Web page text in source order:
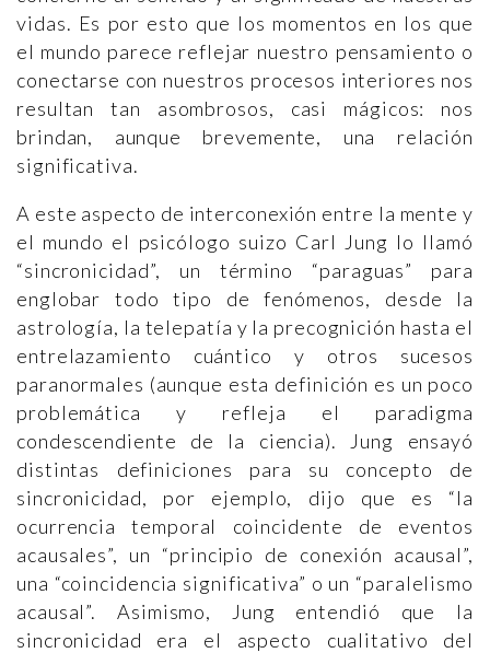
vidas. Es por esto que los momentos en los que
el mundo parece reflejar nuestro pensamiento o
conectarse con nuestros procesos interiores nos
resultan tan asombrosos, casi mágicos: nos
brindan, aunque brevemente, una relación
significativa.
A este aspecto de interconexión entre la mente y
el mundo el psicólogo suizo Carl Jung lo llamó
“sincronicidad”, un término “paraguas” para
englobar todo tipo de fenómenos, desde la
astrología, la telepatía y la precognición hasta el
entrelazamiento cuántico y otros sucesos
paranormales (aunque esta definición es un poco
problemática y refleja el paradigma
condescendiente de la ciencia). Jung ensayó
distintas definiciones para su concepto de
sincronicidad, por ejemplo, dijo que es “la
ocurrencia temporal coincidente de eventos
acausales”, un “principio de conexión acausal”,
una “coincidencia significativa” o un “paralelismo
acausal”. Asimismo, Jung entendió que la
sincronicidad era el aspecto cualitativo del